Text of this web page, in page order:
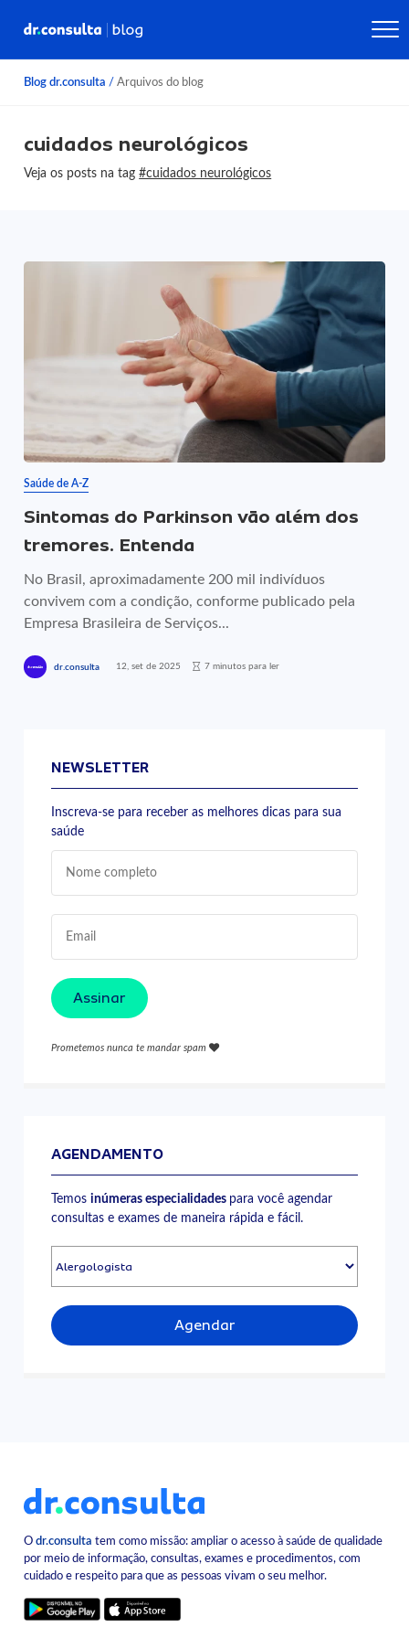
Blog dr.consulta / Arquivos do blog
cuidados neurológicos
Veja os posts na tag#cuidados neurológicos
Saúde de A-Z
Sintomas do Parkinson vão além dos
tremores. Entenda
No Brasil, aproximadamente 200 mil indivíduos
convivem com a condição, conforme publicado pela
Empresa Brasileira de Serviços...
dr.consulta 12, set de 2025 7 minutos para ler
NEWSLETTER
Inscreva-se para receber as melhores dicas para sua
saúde
Assinar
Prometemos nunca te mandar spam
AGENDAMENTO
Temosinúmeras especialidades para você agendar
consultas e exames de maneira rápida e fácil.
Agendar
Odr.consulta tem como missão: ampliar o acesso à saúde de qualidade
por meio de informação, consultas, exames e procedimentos, com
cuidado e respeito para que as pessoas vivam o seu melhor.